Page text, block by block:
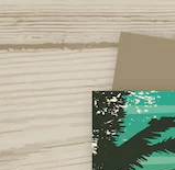
La plataforma
trabajo. Más
entre
estudios.
Español